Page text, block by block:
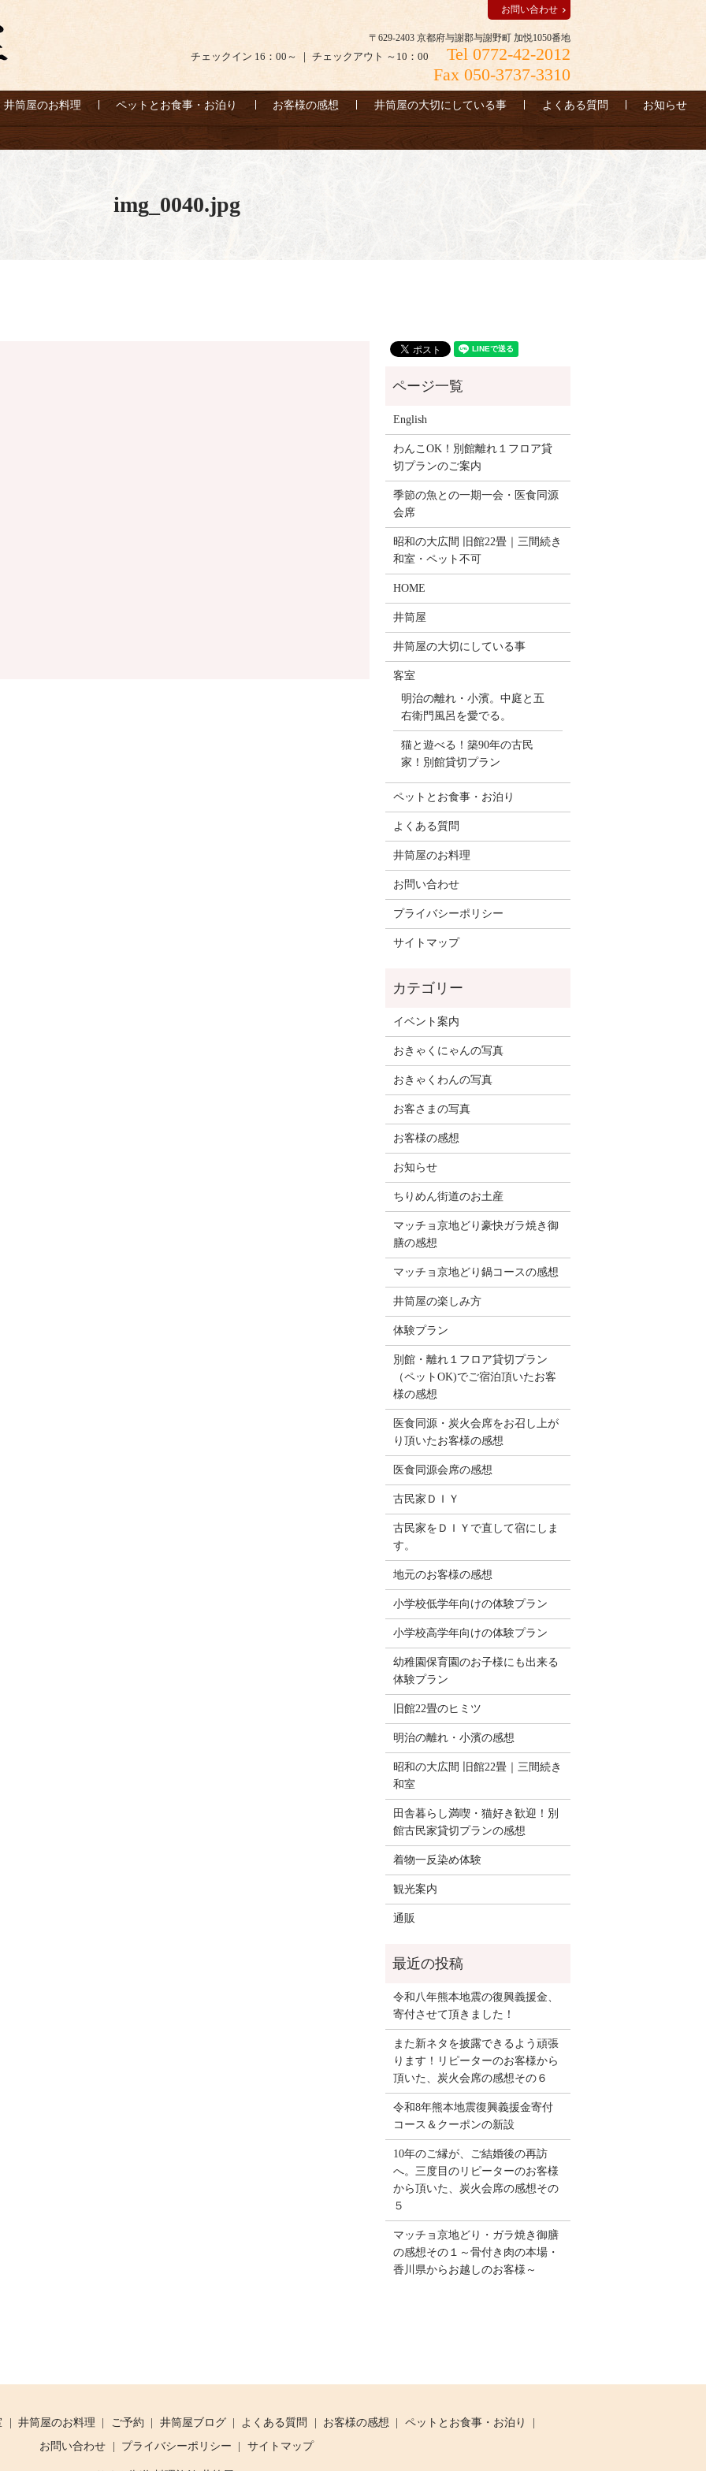
〒629-2403 京都府与謝郡与謝野町 加悦1050番地
チェックイン 16：00～ ｜ チェックアウト ～10：00
Tel 0772-42-2012
Fax 050-3737-3310
お問い合わせ
井筒屋のお料理 ペットとお食事・お泊り お客様の感想 井筒屋の大切にしている事 よくある質問 お知らせ
img_0040.jpg
English
わんこOK！別館離れ１フロア貸
切プランのご案内
季節の魚との一期一会・医食同源
会席
昭和の大広間 旧館22畳｜三間続き
和室・ペット不可
HOME
井筒屋
井筒屋の大切にしている事
客室
明治の離れ・小濱。中庭と五
右衛門風呂を愛でる。
猫と遊べる！築90年の古民
家！別館貸切プラン
ペットとお食事・お泊り
よくある質問
井筒屋のお料理
お問い合わせ
プライバシーポリシー
サイトマップ
イベント案内
おきゃくにゃんの写真
おきゃくわんの写真
お客さまの写真
お客様の感想
お知らせ
ちりめん街道のお土産
マッチョ京地どり豪快ガラ焼き御
膳の感想
マッチョ京地どり鍋コースの感想
井筒屋の楽しみ方
体験プラン
別館・離れ１フロア貸切プラン
（ペットOK)でご宿泊頂いたお客
様の感想
医食同源・炭火会席をお召し上が
り頂いたお客様の感想
医食同源会席の感想
古民家ＤＩＹ
古民家をＤＩＹで直して宿にしま
す。
地元のお客様の感想
小学校低学年向けの体験プラン
小学校高学年向けの体験プラン
幼稚園保育園のお子様にも出来る
体験プラン
旧館22畳のヒミツ
明治の離れ・小濱の感想
昭和の大広間 旧館22畳｜三間続き
和室
田舎暮らし満喫・猫好き歓迎！別
館古民家貸切プランの感想
着物一反染め体験
観光案内
通販
令和八年熊本地震の復興義援金、
寄付させて頂きました！
また新ネタを披露できるよう頑張
ります！リピーターのお客様から
頂いた、炭火会席の感想その６
令和8年熊本地震復興義援金寄付
コース＆クーポンの新設
10年のご縁が、ご結婚後の再訪
へ。三度目のリピーターのお客様
から頂いた、炭火会席の感想その
５
マッチョ京地どり・ガラ焼き御膳
の感想その１～骨付き肉の本場・
香川県からお越しのお客様～
井筒屋のお料理 ご予約 井筒屋ブログ よくある質問 お客様の感想
ペットとお食事・お泊り
お問い合わせ
プライバシーポリシー サイトマップ